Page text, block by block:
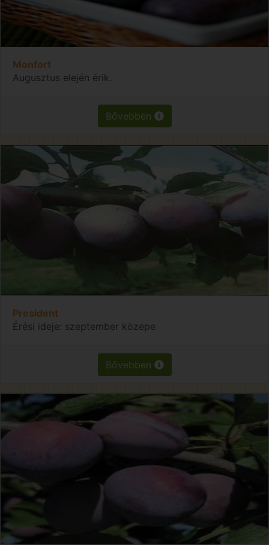
Monfort
Augusztus elején érik.
Bővebben
President
Érési ideje: szeptember közepe
Bővebben